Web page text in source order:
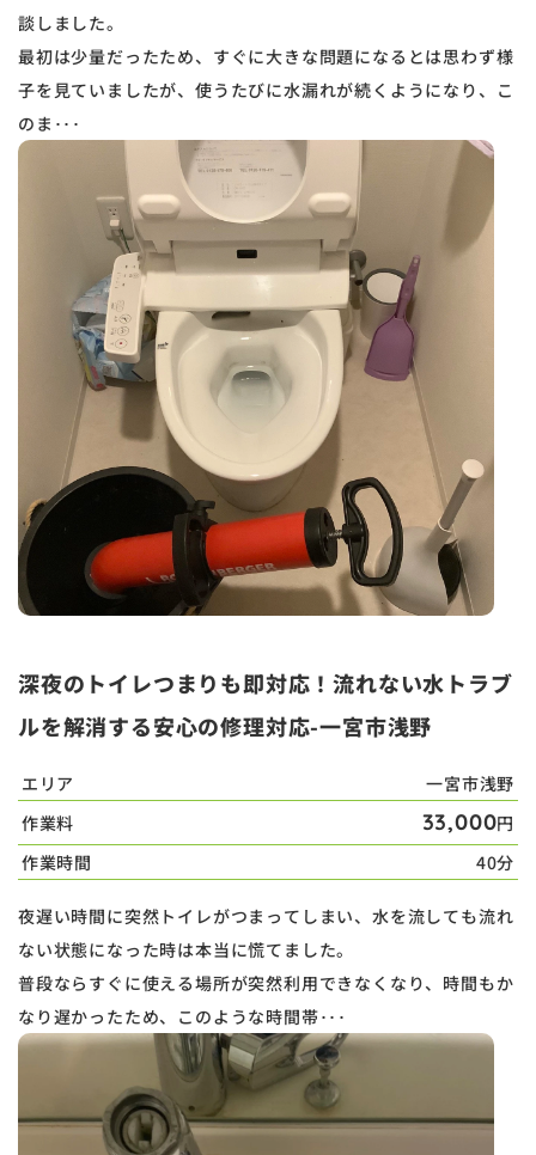
談しました。
最初は少量だったため、すぐに大きな問題になるとは思わず様
子を見ていましたが、使うたびに水漏れが続くようになり、こ
のま･･･
深夜のトイレつまりも即対応！流れない水トラブ
ルを解消する安心の修理対応-一宮市浅野
エリア
一宮市浅野
作業料
33,000円
作業時間
40分
夜遅い時間に突然トイレがつまってしまい、水を流しても流れ
ない状態になった時は本当に慌てました。
普段ならすぐに使える場所が突然利用できなくなり、時間もか
なり遅かったため、このような時間帯･･･